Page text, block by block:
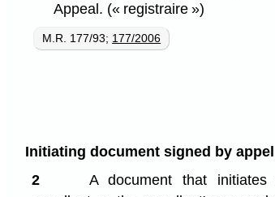
Appeal. (« registraire »)
M.R. 177/93; 177/2006
Initiating document signed by
2
A document that